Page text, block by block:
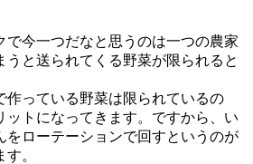
で今一つだなと思うのは一つの農家
うと送られてくる野菜が限られると
作っている野菜は限られているの
ットになってきます。ですから、い
をローテーションで回すというのが
。